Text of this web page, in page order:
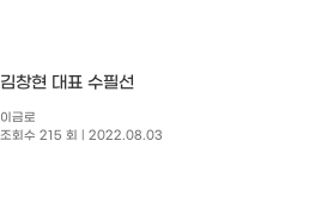
김창현 대표 수필선
이금로
조회수 215 회
| 2022.08.03